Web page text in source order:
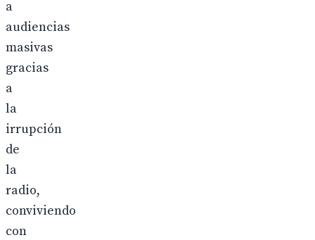
a
audiencias
masivas
gracias
a
la
irrupción
de
la
radio,
conviviendo
con